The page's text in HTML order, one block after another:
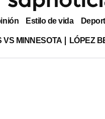
Estilo de vida
VS MINNESOTA LÓPEZ